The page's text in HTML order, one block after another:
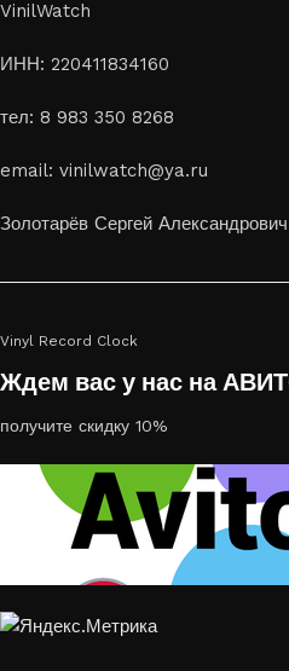
Лазерная гравировка на стекле
или украсить свой дом
украсить пространство,
VinilWatch
ИНН: 220411834160
тел: 8 983 350 8268
email: vinilwatch@ya.ru
Золотарёв Сергей Александрович
Vinyl Record Clock
Ждем вас у нас на
получите скидку 10%